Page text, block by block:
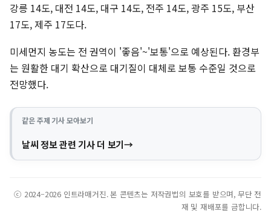
강릉 14도, 대전 14도, 대구 14도, 전주 14도, 광주 15도, 부산
17도, 제주 17도다.
미세먼지 농도는 전 권역이 '좋음'~'보통'으로 예상된다. 환경부
는 원활한 대기 확산으로 대기질이 대체로 보통 수준일 것으로
전망했다.
같은 주제 기사 모아보기
날씨 정보 관련 기사 더 보기
ⓒ 2024–2026 인트라매거진. 본 콘텐츠는 저작권법의 보호를 받으며, 무단 전
재 및 재배포를 금합니다.